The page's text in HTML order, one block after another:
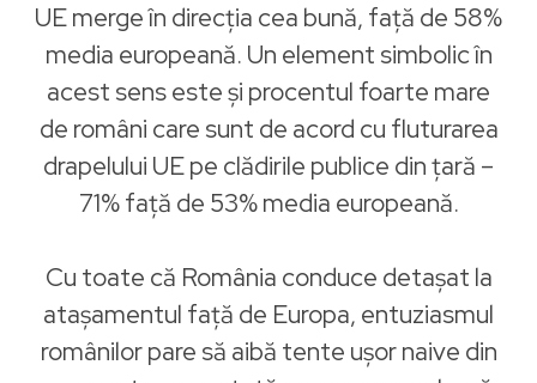
UE merge în direcția cea bună, faţă de 58%
media europeană. Un element simbolic în
acest sens este şi procentul foarte mare
de români care sunt de acord cu fluturarea
drapelului UE pe clădirile publice din ţară –
71% faţă de 53% media europeană.
Cu toate că România conduce detașat la
atașamentul faţă de Europa, entuziasmul
românilor pare să aibă tente ușor naive din